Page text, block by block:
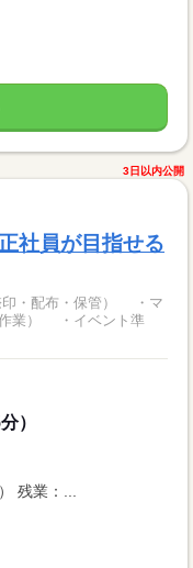
3日以内公開
社員が目指せる
印・配布・保管） ・マ
作業） ・イベント準
）
残業：...